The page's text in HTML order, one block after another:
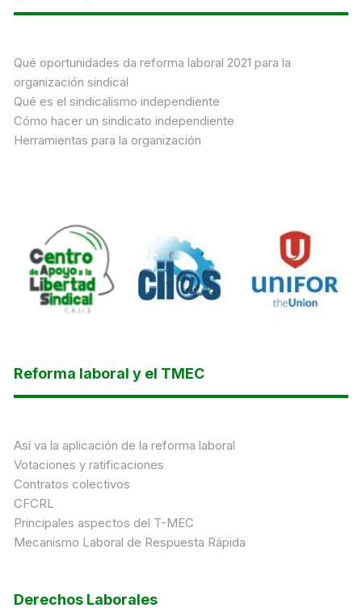
Qué oportunidades da reforma laboral 2021 para la
organización sindical
Qué es el sindicalismo independiente
Cómo hacer un sindicato independiente
Herramientas para la organización
Reforma laboral y el TMEC
Así va la aplicación de la reforma laboral
Votaciones y ratificaciones
Contratos colectivos
CFCRL
Principales aspectos del T-MEC
Mecanismo Laboral de Respuesta Rápida
Derechos Laborales